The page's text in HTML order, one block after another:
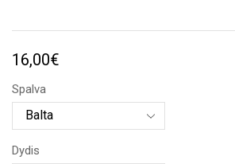
16,00€
Spalva
Dydis